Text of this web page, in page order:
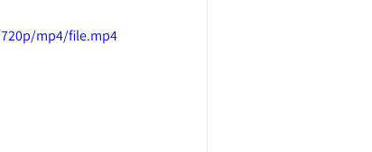
mp4/file.mp4